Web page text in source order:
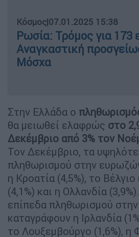
Κόσμος|07.01.2025 15:38
Ρωσία: Τρόμος για 173
Αναγκαστική
Μόσχα
Στην Ελλάδα ο
θα μειωθεί ελαφρώς στο
Δεκέμβριο από 3% τον
Τον Δεκέμβριο, τα
πληθωρισμού στην
η Κροατία (4,5%), το Βέλγιο
(4,1%) και η Ολλανδία
επίπεδα πληθωρισμού στην
καταγράφουν η Ιρλανδία
το Λουξεμβούργο (1,6%), η